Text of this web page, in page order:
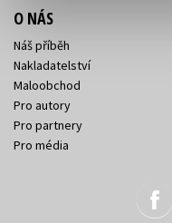
O NÁS
Náš příběh
Nakladatelství
Maloobchod
Pro autory
Pro partnery
Pro média